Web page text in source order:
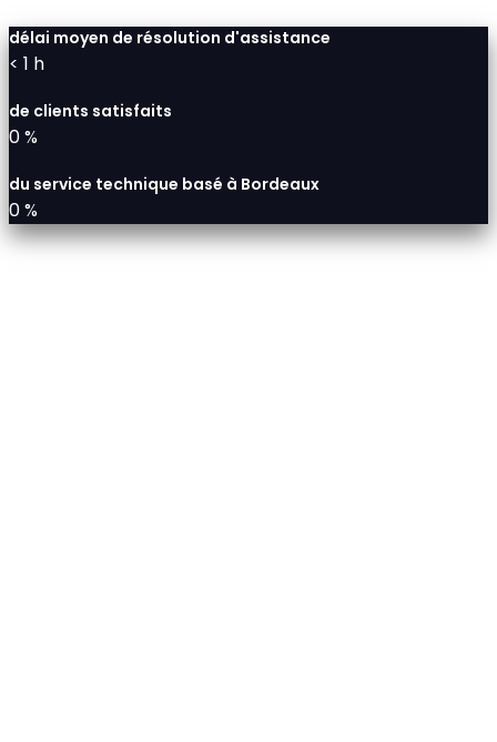
délai moyen de résolution d'assistance
< 1 h
de clients satisfaits
0%
du service technique basé à Bordeaux
0%